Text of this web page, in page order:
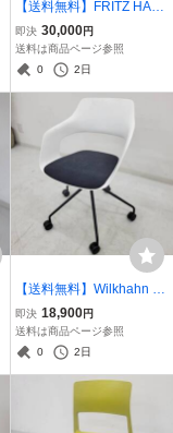
【送料無料】FRITZ HAN
SEN フリッツ・ハンセン
アントチェア カラードア
ッシュ■管理番号：D-06-2
即決 30,000円
送料は商品ページ参照
0
2日
【送料無料】Wilkhahn ウ
ィルクハーン 222 Range
OCCOチェア■管理番号：
D-05-80
即決 18,900円
送料は商品ページ参照
0
2日